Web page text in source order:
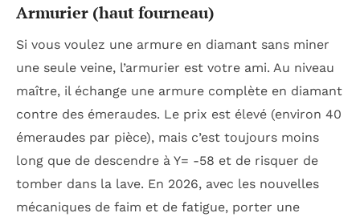
Armurier (haut fourneau)
Si vous voulez une armure en diamant sans miner
une seule veine, l’armurier est votre ami. Au niveau
maître, il échange une armure complète en diamant
contre des émeraudes. Le prix est élevé (environ 40
émeraudes par pièce), mais c’est toujours moins
long que de descendre à Y= -58 et de risquer de
tomber dans la lave. En 2026, avec les nouvelles
mécaniques de faim et de fatigue, porter une